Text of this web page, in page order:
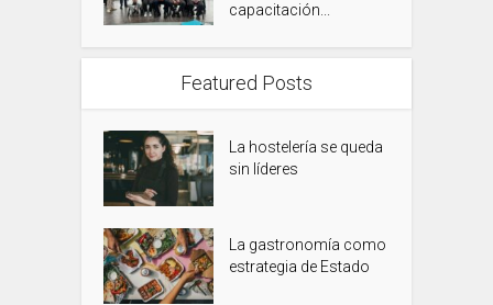
capacitación...
Featured Posts
La hostelería se queda
sin líderes
La gastronomía como
estrategia de Estado